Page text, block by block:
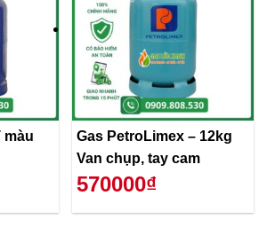
màu
Gas PetroLimex – 12kg
Van chụp, tay cam
570000₫